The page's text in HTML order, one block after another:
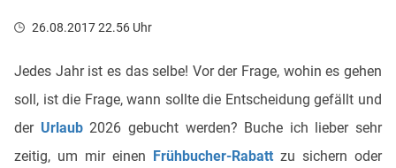
26.08.2017 22.56 Uhr
Jedes Jahr ist es das selbe! Vor der Frage, wohin es gehen
soll, ist die Frage, wann sollte die Entscheidung gefällt und
der Urlaub2026 gebucht werden? Buche ich lieber sehr
zeitig, um mir einen Frühbucher-Rabatt zu sichern oder